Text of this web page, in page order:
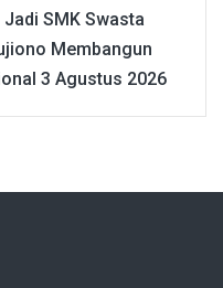
SMK Swasta
Membangun
3 Agustus 2026